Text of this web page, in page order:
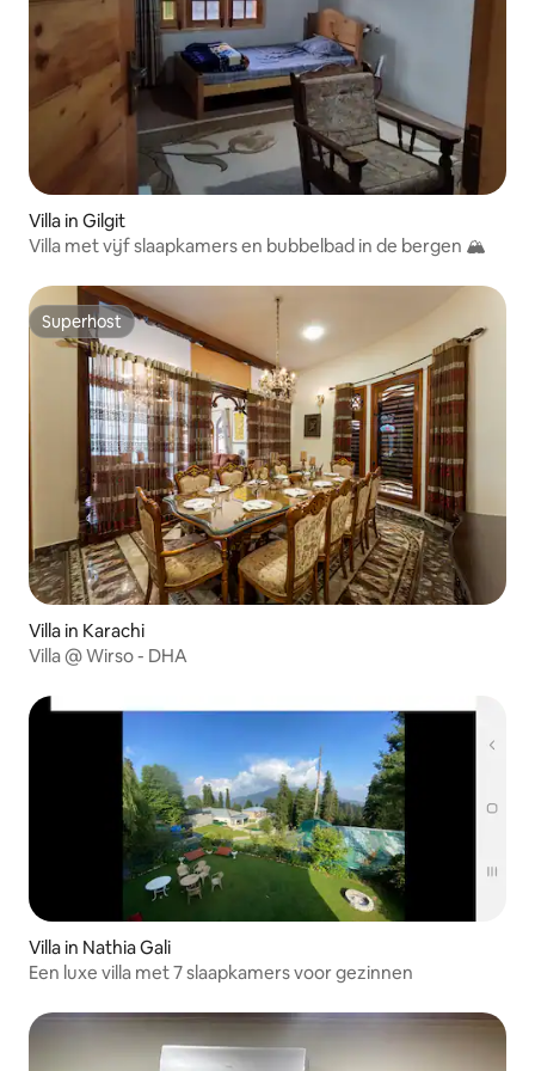
Villa in Gilgit
Villa met vijf slaapkamers en bubbelbad in de bergen 🏔️
Superhost
Superhost
Villa in Karachi
Villa @ Wirso - DHA
Villa in Nathia Gali
Een luxe villa met 7 slaapkamers voor gezinnen